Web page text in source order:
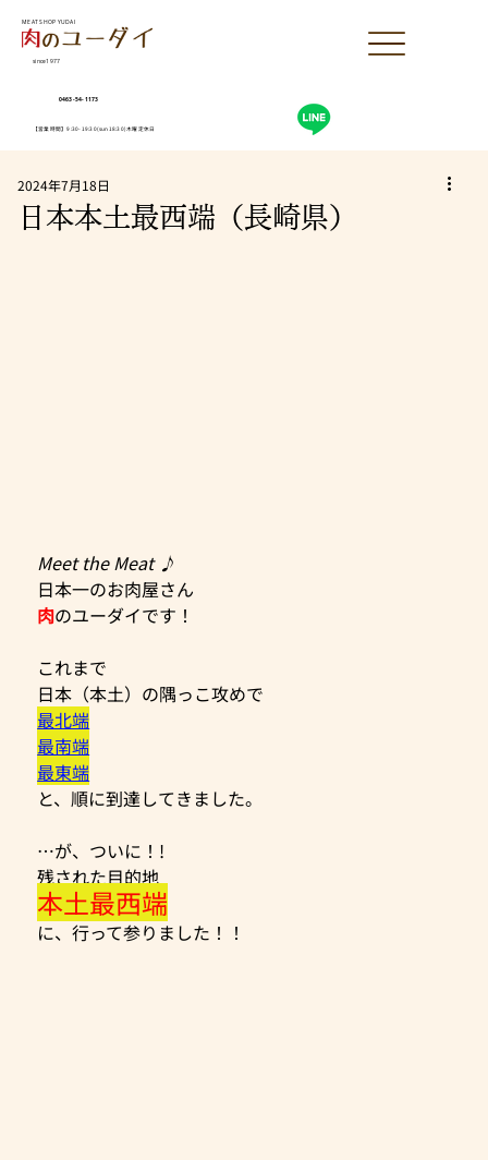
0463-54-1173
【営業時間】9:30-19:30(sun18:30)木曜定休日
MEAT SHOP YUDAI
since1977
日本本土最西端（長崎県）
2024年7月18日
Meet the Meat ♪
日本一のお肉屋さん
肉のユーダイです！
これまで
日本（本土）の隅っこ攻めで
最北端
最南端
最東端
と、順に到達してきました。
…が、ついに！!
残された目的地
本土最西端
に、行って参りました！！